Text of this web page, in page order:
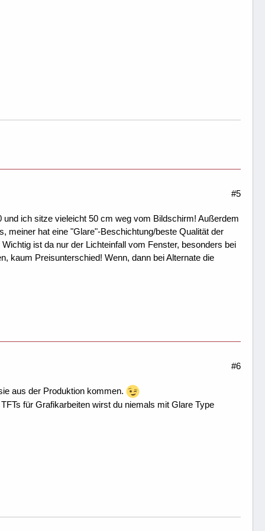
#5
ich sitze vieleicht 50 cm weg vom Bildschirm! Außerdem
meiner hat eine "Glare"-Beschichtung/beste Qualität der
ist da nur der Lichteinfall vom Fenster, besonders bei
kaum Preisunterschied! Wenn, dann bei Alternate die
#6
aus der Produktion kommen.
für Grafikarbeiten wirst du niemals mit Glare Type